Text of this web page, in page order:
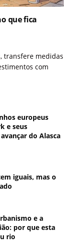
que fica
transfere medidas
com
europeus
e seus
do Alasca
iguais, mas o
e a
por que esta
rio